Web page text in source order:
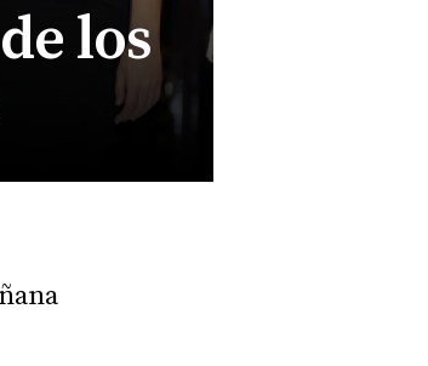
los